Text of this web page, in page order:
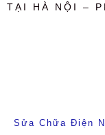
TẠI HÀ NỘI –
Sửa Chữa Điện